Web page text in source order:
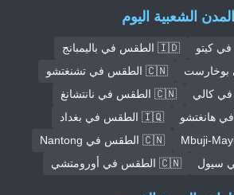
المدن الشعبية اليوم
🇮🇩 الطقس في باليمبانج
🇨🇳 الطقس في تشنغتشو
🇨🇳 الطقس في نانتشانغ
🇮🇶 الطقس في بغداد
🇨🇳 الطقس في Nantong
🇨🇳 الطقس في أورومتشي